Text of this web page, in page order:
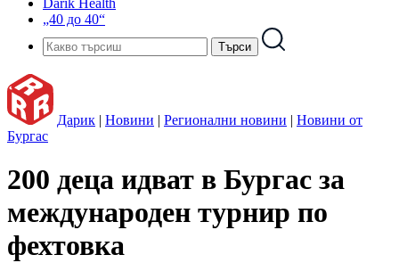
Darik Health
„40 до 40“
Дарик | Новини | Регионални новини | Новини от
Бургас
200 деца идват в Бургас за
международен турнир по
фехтовка